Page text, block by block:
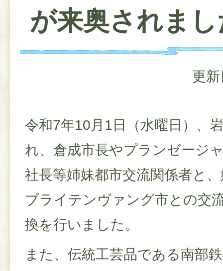
が来奥されま
更
令和7年10月1日（水曜日）、
れ、倉成市長やプランゼージ
社長等姉妹都市交流関係者と
ブライテンヴァング市との交
換を行いました。
また、伝統工芸品である南部